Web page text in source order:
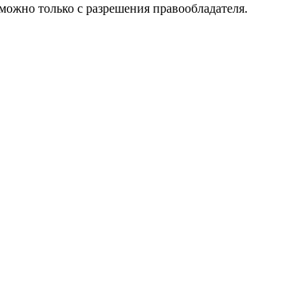
только с разрешения правообладателя.